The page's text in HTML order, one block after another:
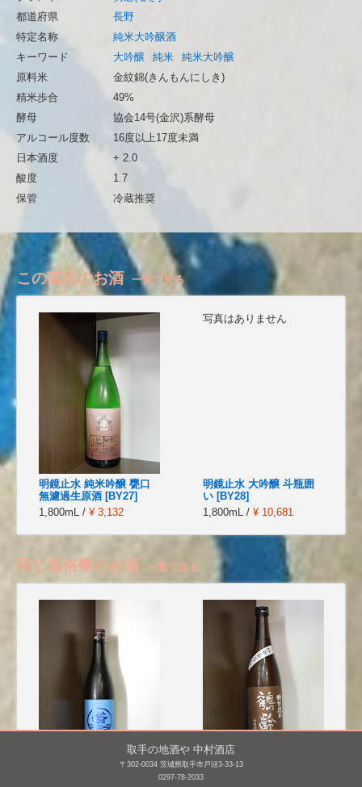
都道府県
長野
特定名称
純米大吟醸酒
キーワード
大吟醸 純米
純米大吟醸
原料米
金紋錦(きんもんにしき)
精米歩合
49%
酵母
協会14号(金沢)系酵母
アルコール度数
16度以上17度未満
日本酒度
+ 2.0
酸度
1.7
保管
冷蔵推奨
この蔵元のお酒 一覧で見る
明鏡止水 純米吟醸 甕口
無濾過生原酒 [BY27]
1,800mL / ¥ 3,132
写真はありません
明鏡止水 大吟醸 斗瓶囲
い [BY28]
1,800mL / ¥ 10,681
同じ価格帯のお酒 一覧で見る
若波 純米吟醸 壽限
鶴齢 特別純米 山田錦
55%精米 ひやおろ
取手の地酒や 中村酒店
〒302-0034 茨城県取手市戸頭3-33-13
0297-78-2033